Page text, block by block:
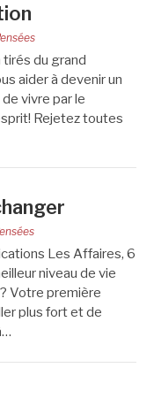
du grand
aider à devenir un
vivre par le
Rejetez toutes
Les Affaires, 6
niveau de vie
Votre première
plus fort et de